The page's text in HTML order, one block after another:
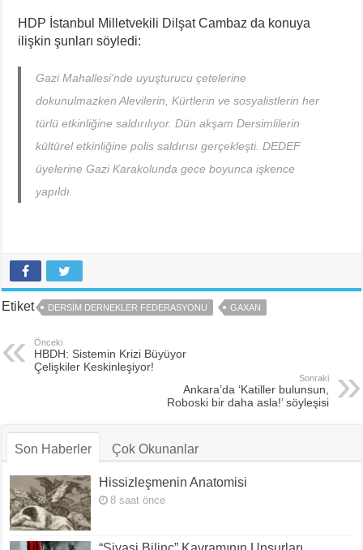
HDP İstanbul Milletvekili Dilşat Cambaz da konuya
ilişkin şunları söyledi:
Gazi Mahallesi’nde uyuşturucu çetelerine
dokunulmazken Alevilerin, Kürtlerin ve sosyalistlerin her
türlü etkinliğine saldırılıyor. Dün akşam Dersimlilerin
kültürel etkinliğine polis saldırısı gerçekleşti. DEDEF
üyelerine Gazi Karakolunda gece boyunca işkence
yapıldı.
Etiket DERSIM DERNEKLER FEDERASYONU GAXAN
Önceki
HBDH: Sistemin Krizi Büyüyor
Çelişkiler Keskinleşiyor!
Sonraki
Ankara’da ‘Katiller bulunsun,
Roboski bir daha asla!’ söyleşisi
Son Haberler Çok Okunanlar
Hissizleşmenin Anatomisi
8 saat önce